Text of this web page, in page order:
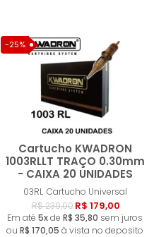
-25%
Cartucho KWADRON
1003RLLT TRAÇO 0.30mm
- CAIXA 20 UNIDADES
03RL Cartucho Universal
R$ 239,00 R$ 179,00
Em até 5xde R$ 35,80 sem juros
ou R$ 170,05 à vista no deposito